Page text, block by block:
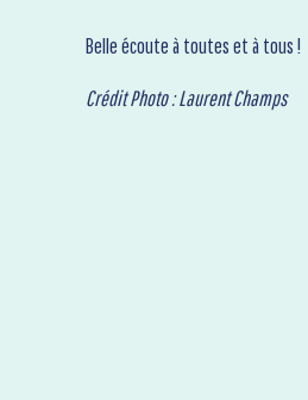
Belle écoute à toutes et à tous !
Crédit Photo : Laurent Champs